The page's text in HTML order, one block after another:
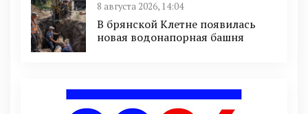
8 августа 2026, 14:04
В брянской Клетне появилась
новая водонапорная башня